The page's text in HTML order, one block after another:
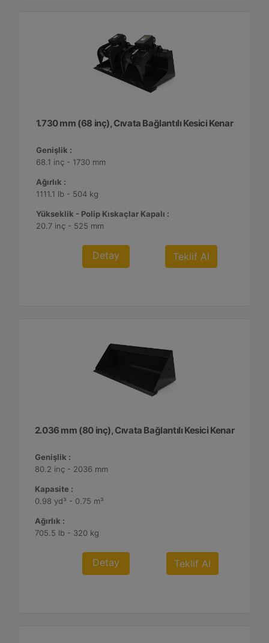
1.730 mm (68 inç), Cıvata Bağlantılı Kesici Kenar
Genişlik :
68.1 inç - 1730 mm
Ağırlık :
1111.1 lb - 504 kg
Yükseklik - Polip Kıskaçlar Kapalı :
20.7 inç - 525 mm
Detay Teklif Al
2.036 mm (80 inç), Cıvata Bağlantılı Kesici Kenar
Genişlik :
80.2 inç - 2036 mm
Kapasite :
0.98 yd³ - 0.75 m³
Ağırlık :
705.5 lb - 320 kg
Detay Teklif Al